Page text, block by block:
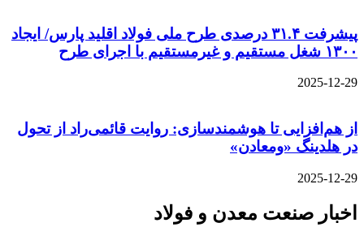
پیشرفت ۳۱.۴ درصدی طرح ملی فولاد اقلید پارس/ ایجاد
۱۳۰۰ شغل مستقیم و غیرمستقیم با اجرای طرح
2025-12-29
از هم‌افزایی تا هوشمندسازی: روایت قائمی‌راد از تحول
در هلدینگ «ومعادن»
2025-12-29
اخبار صنعت معدن و فولاد